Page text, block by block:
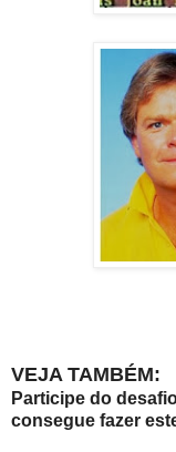
VEJA TAMBÉM:
Participe do
consegue fazer